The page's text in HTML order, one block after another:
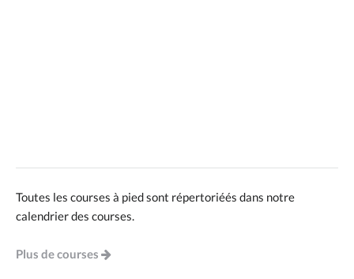
Toutes les courses à pied sont répertoriéés dans notre
calendrier des courses.
Plus de courses